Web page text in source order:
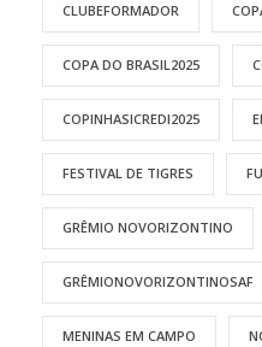
CLUBEFORMADOR
COPA DO BRASIL2025
COPINHASICREDI2025
FESTIVAL DE TIGRES
GRÊMIO NOVORIZONTINO
GRÊMIONOVORIZONTINOSAF
MENINAS EM CAMPO